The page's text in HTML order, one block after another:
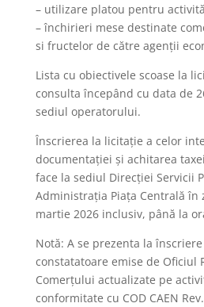
– utilizare platou pentru
– închirieri mese destinate
si fructelor de către agenții
Lista cu obiectivele scoase la
consulta începând cu data de
sediul operatorului.
Înscrierea la licitaţie a celor
documentaţiei şi achitarea
face la sediul Direcției Servicii
Administrația Piața Centrală în
martie 2026 inclusiv, până la
Notă: A se prezenta la
constatatoare emise de Oficiul
Comerțului actualizate pe
conformitate cu COD CAEN